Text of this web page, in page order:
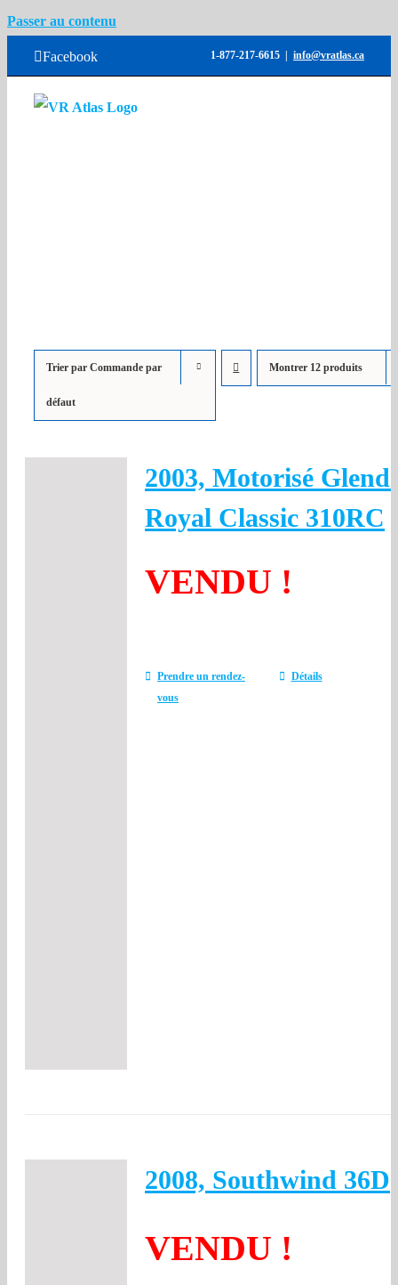
Passer au contenu
Facebook 1-877-217-6615 info@vratlas.ca
Trier par Commande par
défaut
Montrer 12 produits
2003, Motorisé
Royal Classic 310RC
VENDU !
Prendre un rendez-
vous
Détails
2008, Southwind 36D
VENDU !